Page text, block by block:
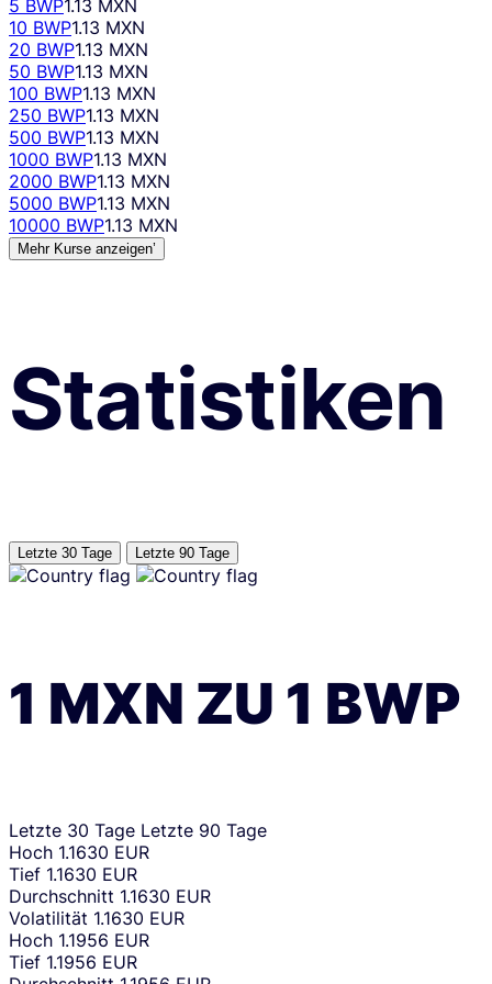
5 BWP1.13 MXN
10 BWP1.13 MXN
20 BWP1.13 MXN
50 BWP1.13 MXN
100 BWP1.13 MXN
250 BWP1.13 MXN
500 BWP1.13 MXN
1000 BWP1.13 MXN
2000 BWP1.13 MXN
5000 BWP1.13 MXN
10000 BWP1.13 MXN
Mehr Kurse anzeigen’
Statistiken
Letzte 30 Tage Letzte 90 Tage
1 MXN ZU 1 BWP
Letzte 30 Tage Letzte 90 Tage
Hoch 1.1630 EUR
Tief 1.1630 EUR
Durchschnitt 1.1630 EUR
Volatilität 1.1630 EUR
Hoch 1.1956 EUR
Tief 1.1956 EUR